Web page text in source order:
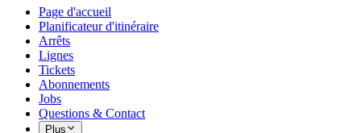
Page d'accueil
Planificateur d'itinéraire
Arrêts
Lignes
Tickets
Abonnements
Jobs
Questions & Contact
Plus